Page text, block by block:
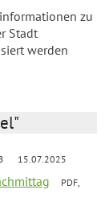
zu
Stadt
werden
15.07.2025
PDF,